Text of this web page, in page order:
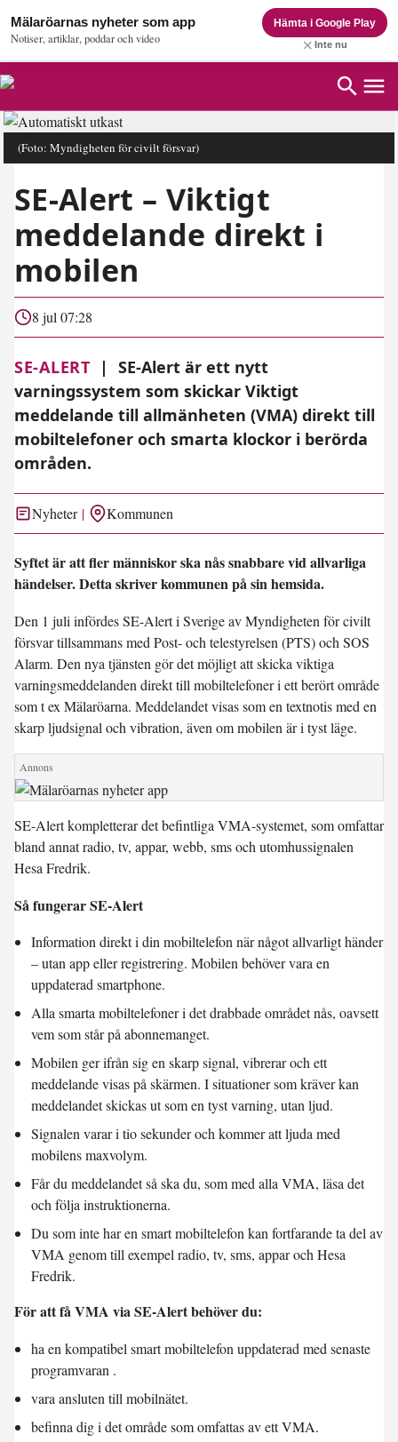
Mälaröarnas nyheter som app
Notiser, artiklar, poddar och video
Hämta i Google Play
Inte nu
(Foto: Myndigheten för civilt försvar)
SE-Alert – Viktigt
meddelande direkt i
mobilen
8 jul 07:28
SE-ALERT |
SE-Alert är ett nytt
varningssystem som skickar Viktigt
meddelande till allmänheten (VMA) direkt till
mobiltelefoner och smarta klockor i berörda
områden.
Nyheter Kommunen
Syftet är att fler människor ska nås snabbare vid allvarliga
händelser. Detta skriver kommunen på sin hemsida.
Den 1 juli infördes SE-Alert i Sverige av Myndigheten för civilt
försvar tillsammans med Post- och telestyrelsen (PTS) och SOS
Alarm. Den nya tjänsten gör det möjligt att skicka viktiga
varningsmeddelanden direkt till mobiltelefoner i ett berört område
som t ex Mälaröarna. Meddelandet visas som en textnotis med en
skarp ljudsignal och vibration, även om mobilen är i tyst läge.
SE-Alert kompletterar det befintliga VMA-systemet, som omfattar
bland annat radio, tv, appar, webb, sms och utomhussignalen
Hesa Fredrik.
Så fungerar SE-Alert
Information direkt i din mobiltelefon när något allvarligt händer
– utan app eller registrering. Mobilen behöver vara en
uppdaterad smartphone.
Alla smarta mobiltelefoner i det drabbade området nås, oavsett
vem som står på abonnemanget.
Mobilen ger ifrån sig en skarp signal, vibrerar och ett
meddelande visas på skärmen. I situationer som kräver kan
meddelandet skickas ut som en tyst varning, utan ljud.
Signalen varar i tio sekunder och kommer att ljuda med
mobilens maxvolym.
Får du meddelandet så ska du, som med alla VMA, läsa det
och följa instruktionerna.
Du som inte har en smart mobiltelefon kan fortfarande ta del av
VMA genom till exempel radio, tv, sms, appar och Hesa
Fredrik.
För att få VMA via SE-Alert behöver du:
ha en kompatibel smart mobiltelefon uppdaterad med senaste
programvaran .
vara ansluten till mobilnätet.
befinna dig i det område som omfattas av ett VMA.